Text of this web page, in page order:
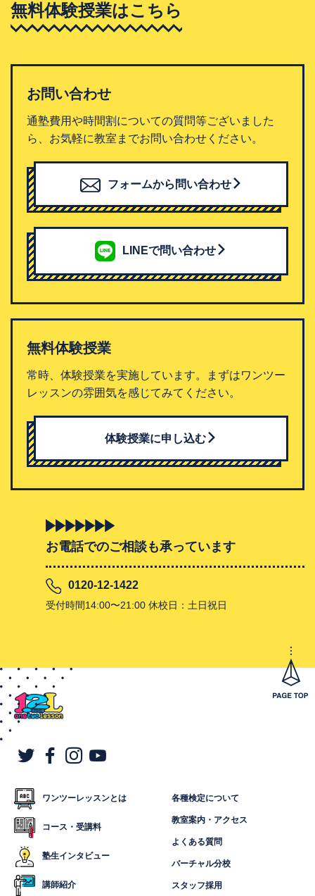
無料体験授業はこちら
お問い合わせ
通塾費用や時間割についての質問等ございました
ら、お気軽に教室までお問い合わせください。
フォームから問い合わせ
LINEで問い合わせ
無料体験授業
常時、体験授業を実施しています。まずはワンツー
レッスンの雰囲気を感じてみてください。
体験授業に申し込む
お電話でのご相談も承っています
0120-12-1422
受付時間14:00〜21:00 休校日：土日祝日
ワンツーレッスンとは
コース・受講料
塾生インタビュー
講師紹介
各種検定について
教室案内・アクセス
よくある質問
バーチャル分校
スタッフ採用